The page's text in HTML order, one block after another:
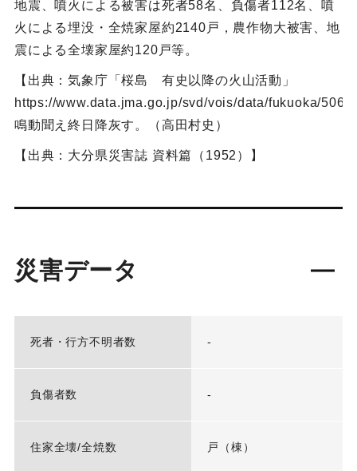
地震、噴火による被害は死者58名、負傷者112名、噴
火による埋没・全焼家屋約2140戸，農作物大被害、地
震による全壊家屋約120戸等。
【出典：気象庁「桜島 有史以降の火山活動」
https://www.data.jma.go.jp/svd/vois/data/fukuoka/
鳴動聞え終日降灰す。（高田村史）
【出典：大分県災害誌 資料篇（1952）】
災害データ
死者・行方不明者数 -
負傷者数 -
住家全壊/全焼数 戸（棟）